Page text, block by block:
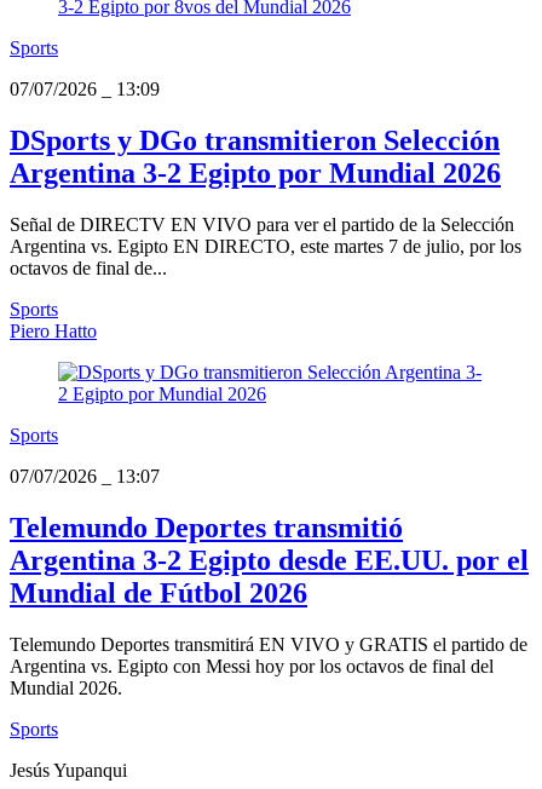
Sports
07/07/2026
13:09
DSports y DGo transmitieron Selección
Argentina 3-2 Egipto por Mundial 2026
Señal de DIRECTV EN VIVO para ver el partido de la Selección
Argentina vs. Egipto EN DIRECTO, este martes 7 de julio, por los
octavos de final de...
Sports
Piero Hatto
Sports
07/07/2026
13:07
Telemundo Deportes transmitió
Argentina 3-2 Egipto desde EE.UU. por el
Mundial de Fútbol 2026
Telemundo Deportes transmitirá EN VIVO y GRATIS el partido de
Argentina vs. Egipto con Messi hoy por los octavos de final del
Mundial 2026.
Sports
Jesús Yupanqui